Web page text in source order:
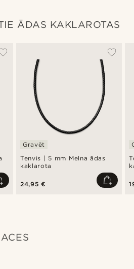
ĀDAS KAKLAROTAS
Tenvis | 5 mm Melna ādas
kaklarota
Gravēt
24,95 €